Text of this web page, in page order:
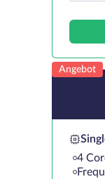
Angebot
4